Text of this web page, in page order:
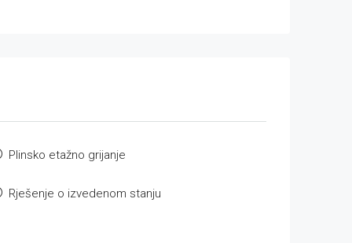
Plinsko etažno grijanje
Rješenje o izvedenom stanju